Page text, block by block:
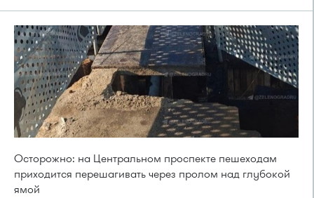
Осторожно: на Центральном проспекте пешеходам
приходится перешагивать через пролом над глубокой
ямой